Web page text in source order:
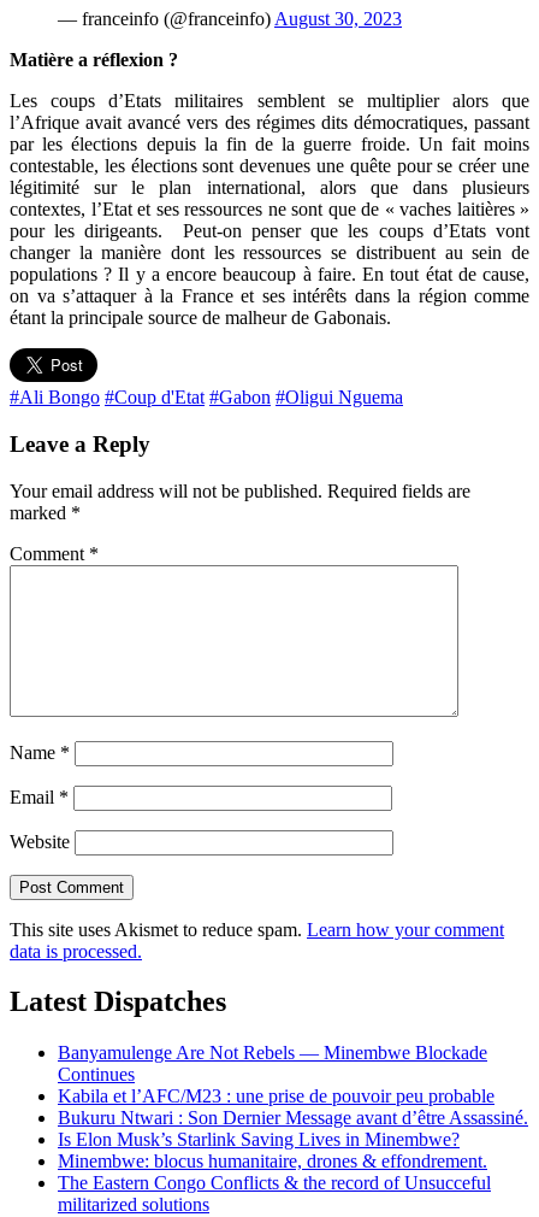
— franceinfo (@franceinfo) August 30, 2023
Matière a réflexion ?
Les coups d’Etats militaires semblent se multiplier alors que
l’Afrique avait avancé vers des régimes dits démocratiques, passant
par les élections depuis la fin de la guerre froide. Un fait moins
contestable, les élections sont devenues une quête pour se créer une
légitimité sur le plan international, alors que dans plusieurs
contextes, l’Etat et ses ressources ne sont que de « vaches laitières »
pour les dirigeants. Peut-on penser que les coups d’Etats vont
changer la manière dont les ressources se distribuent au sein de
populations ? Il y a encore beaucoup à faire. En tout état de cause,
on va s’attaquer à la France et ses intérêts dans la région comme
étant la principale source de malheur de Gabonais.
#Ali Bongo #Coup d'Etat #Gabon #Oligui Nguema
Leave a Reply
Your email address will not be published. Required fields are
marked *
Comment *
Name *
Email *
Website
This site uses Akismet to reduce spam. Learn how your comment
data is processed.
Latest Dispatches
Banyamulenge Are Not Rebels — Minembwe Blockade
Continues
Kabila et l’AFC/M23 : une prise de pouvoir peu probable
Bukuru Ntwari : Son Dernier Message avant d’être Assassiné.
Is Elon Musk’s Starlink Saving Lives in Minembwe?
Minembwe: blocus humanitaire, drones & effondrement.
The Eastern Congo Conflicts & the record of Unsucceful
militarized solutions